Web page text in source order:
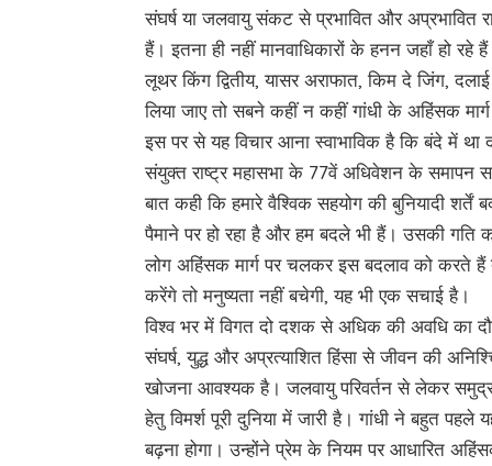
संघर्ष या जलवायु संकट से प्रभावित और अप्रभावित
हैं। इतना ही नहीं मानवाधिकारों के हनन जहाँ हो रहे
लूथर किंग द्वितीय, यासर अराफात, किम दे जिंग,
लिया जाए तो सबने कहीं न कहीं गांधी के अहिंसक
इस पर से यह विचार आना स्वाभाविक है कि बंदे में
संयुक्त राष्ट्र महासभा के 77वें अधिवेशन के समापन
बात कही कि हमारे वैश्विक सहयोग की बुनियादी
पैमाने पर हो रहा है और हम बदले भी हैं। उसकी
लोग अहिंसक मार्ग पर चलकर इस बदलाव को करते हैं
करेंगे तो मनुष्यता नहीं बचेगी, यह भी एक सचाई है।
विश्व भर में विगत दो दशक से अधिक की अवधि का
संघर्ष, युद्ध और अप्रत्याशित हिंसा से जीवन की
खोजना आवश्यक है। जलवायु परिवर्तन से लेकर
हेतु विमर्श पूरी दुनिया में जारी है। गांधी ने बहुत
बढ़ना होगा। उन्होंने प्रेम के नियम पर आधारित